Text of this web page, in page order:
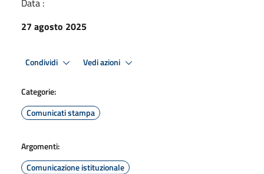
Data :
27 agosto 2025
Condividi Vedi azioni
Categorie:
Comunicati stampa
Argomenti:
Comunicazione istituzionale